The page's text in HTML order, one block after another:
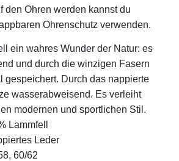
den Ohren werden kannst du
Ohrenschutz verwenden.
ein wahres Wunder der Natur: es
und durch die winzigen Fasern
gespeichert. Durch das nappierte
wasserabweisend. Es verleiht
modernen und sportlichen Stil.
Lammfell
Leder
60/62